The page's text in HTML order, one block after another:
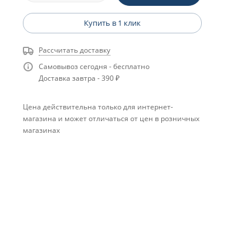
Купить в 1 клик
Рассчитать доставку
Самовывоз сегодня - бесплатно
Доставка завтра - 390 ₽
Цена действительна только для интернет-
магазина и может отличаться от цен в розничных
магазинах